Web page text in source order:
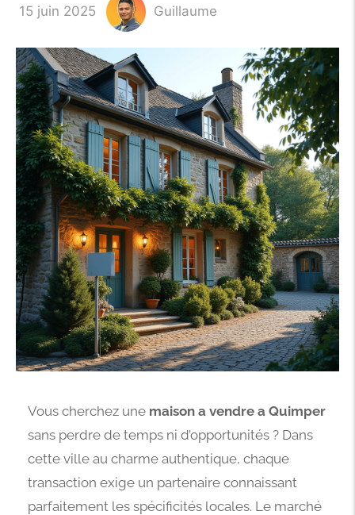
15 juin 2025 Guillaume
Vous cherchez une maison a vendre a Quimper
sans perdre de temps ni d’opportunités ? Dans
cette ville au charme authentique, chaque
transaction exige un partenaire connaissant
parfaitement les spécificités locales. Le marché